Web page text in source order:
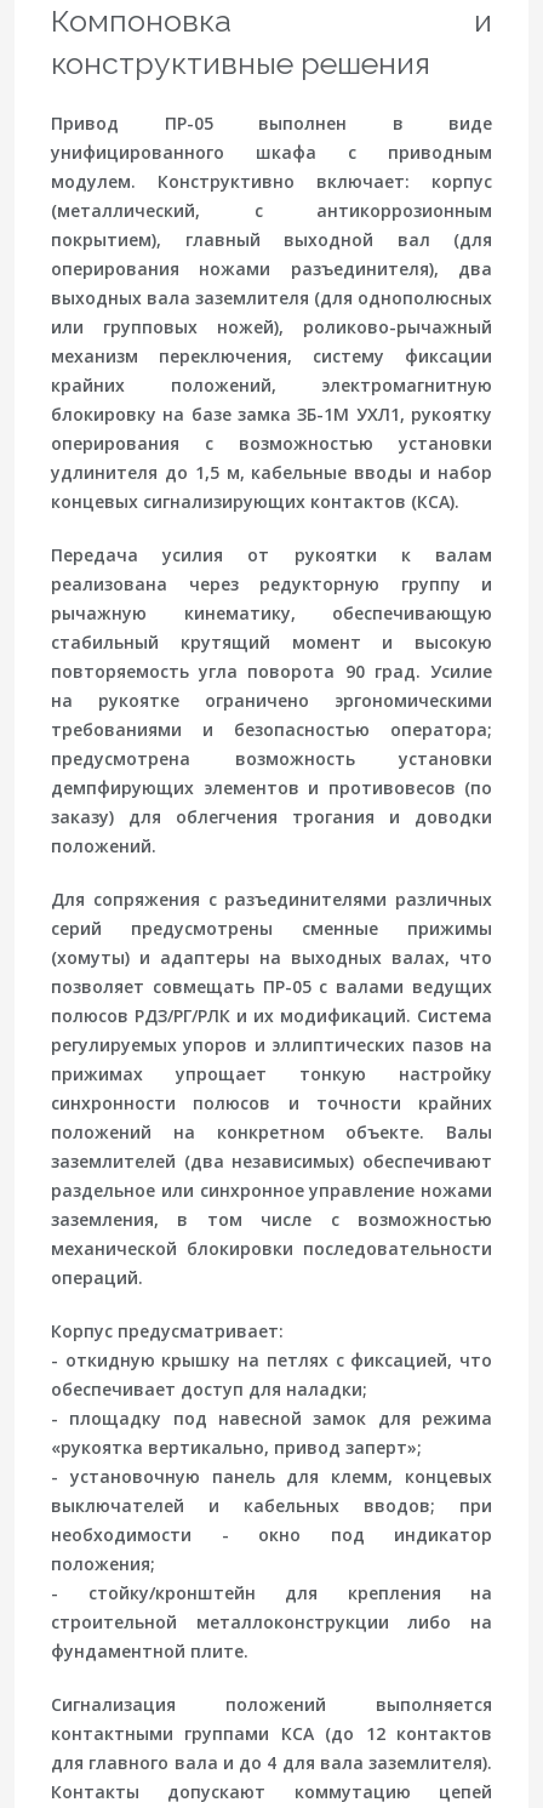
Компоновка и
конструктивные решения
Привод ПР-05 выполнен в виде
унифицированного шкафа с приводным
модулем. Конструктивно включает: корпус
(металлический, с антикоррозионным
покрытием), главный выходной вал (для
оперирования ножами разъединителя), два
выходных вала заземлителя (для однополюсных
или групповых ножей), роликово-рычажный
механизм переключения, систему фиксации
крайних положений, электромагнитную
блокировку на базе замка ЗБ-1М УХЛ1, рукоятку
оперирования с возможностью установки
удлинителя до 1,5 м, кабельные вводы и набор
концевых сигнализирующих контактов (КСА).
Передача усилия от рукоятки к валам
реализована через редукторную группу и
рычажную кинематику, обеспечивающую
стабильный крутящий момент и высокую
повторяемость угла поворота 90 град. Усилие
на рукоятке ограничено эргономическими
требованиями и безопасностью оператора;
предусмотрена возможность установки
демпфирующих элементов и противовесов (по
заказу) для облегчения трогания и доводки
положений.
Для сопряжения с разъединителями различных
серий предусмотрены сменные прижимы
(хомуты) и адаптеры на выходных валах, что
позволяет совмещать ПР-05 с валами ведущих
полюсов РДЗ/РГ/РЛК и их модификаций. Система
регулируемых упоров и эллиптических пазов на
прижимах упрощает тонкую настройку
синхронности полюсов и точности крайних
положений на конкретном объекте. Валы
заземлителей (два независимых) обеспечивают
раздельное или синхронное управление ножами
заземления, в том числе с возможностью
механической блокировки последовательности
операций.
Корпус предусматривает:
- откидную крышку на петлях с фиксацией, что
обеспечивает доступ для наладки;
- площадку под навесной замок для режима
«рукоятка вертикально, привод заперт»;
- установочную панель для клемм, концевых
выключателей и кабельных вводов; при
необходимости - окно под индикатор
положения;
- стойку/кронштейн для крепления на
строительной металлоконструкции либо на
фундаментной плите.
Сигнализация положений выполняется
контактными группами КСА (до 12 контактов
для главного вала и до 4 для вала заземлителя).
Контакты допускают коммутацию цепей